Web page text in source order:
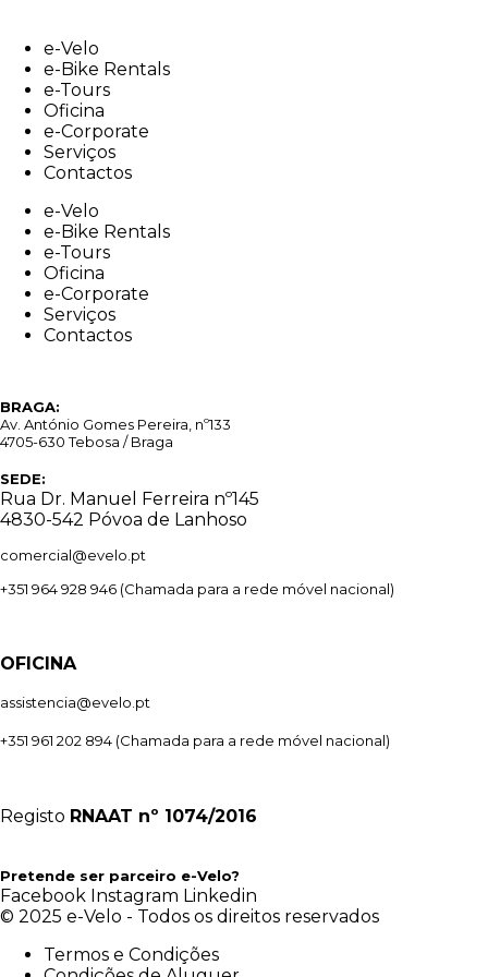
contente-Velo
e-Bike Rentals
e-Tours
Oficina
e-Corporate
Serviços
Contactos
e-Velo
e-Bike Rentals
e-Tours
Oficina
e-Corporate
Serviços
Contactos
BRAGA:
Av. António Gomes Pereira, nº133
4705-630 Tebosa / Braga
SEDE:
Rua Dr. Manuel Ferreira nº145
4830-542 Póvoa de Lanhoso
comercial@evelo.pt
+351 964 928 946 (Chamada para a rede móvel nacional)
OFICINA
assistencia@evelo.pt
+351 961 202 894 (Chamada para a rede móvel nacional)
Registo RNAAT nº 1074/2016
Pretende ser parceiro e-Velo?
Facebook Instagram Linkedin
© 2025 e-Velo - Todos os direitos reservados
Termos e Condições